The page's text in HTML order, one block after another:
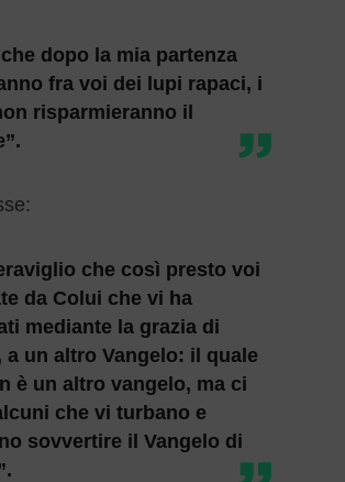
dopo la mia partenza
fra voi dei lupi rapaci, i
risparmieranno il
che così presto voi
da Colui che vi ha
mediante la grazia di
a un altro Vangelo: il quale
è un altro vangelo, ma ci
che vi turbano e
sovvertire il Vangelo di